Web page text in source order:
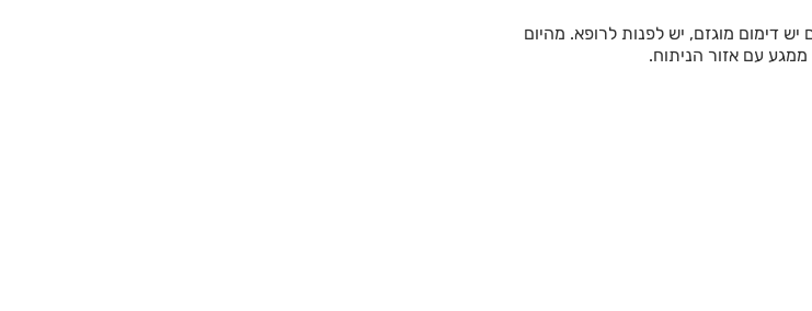
דימום מוגזם, יש לפנות לרופא. מהיום
ממגע עם אזור הניתוח.